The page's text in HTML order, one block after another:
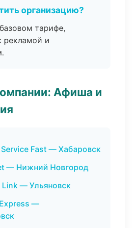
организацию?
тарифе,
и
Афиша и
Fast — Хабаровск
— Нижний Новгород
Link — Ульяновск
—